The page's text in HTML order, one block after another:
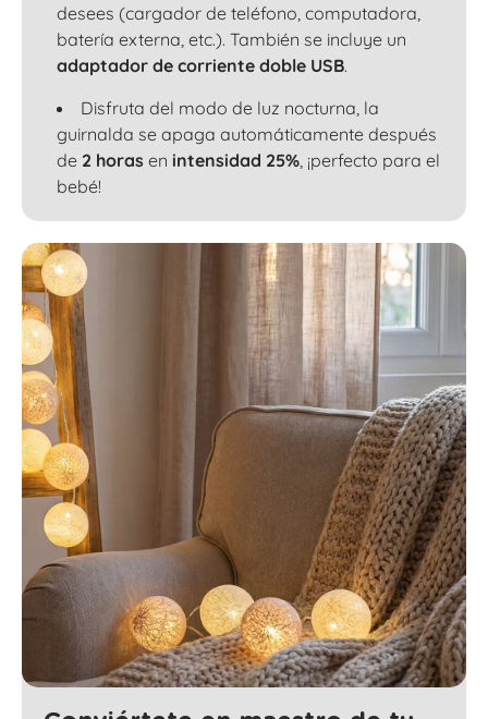
desees (cargador de teléfono, computadora,
batería externa, etc.). También se incluye un
adaptador de corriente doble USB.
Disfruta del modo de luz nocturna, la
guirnalda se apaga automáticamente después
de 2 horas en intensidad 25% , ¡perfecto para el
bebé!